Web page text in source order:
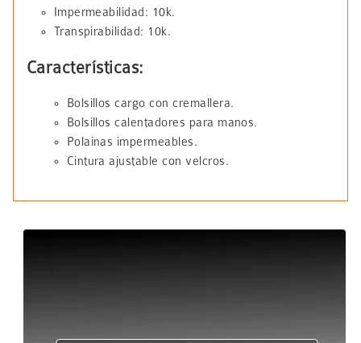
Impermeabilidad: 10k.
Transpirabilidad: 10k.
Características:
Bolsillos cargo con cremallera.
Bolsillos calentadores para manos.
Polainas impermeables.
Cintura ajustable con velcros.